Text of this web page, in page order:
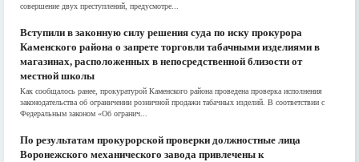
совершение двух преступлений, предусмотре...
Вступили в законную силу решения суда по иску прокурора
Каменского района о запрете торговли табачными изделиями в
магазинах, расположенных в непосредственной близости от
местной школы
Как сообщалось ранее, прокуратурой Каменского района проведена проверка исполнения
законодательства об ограничении розничной продажи табачных изделий. В соответствии с
Федеральным законом «Об огранич...
По результатам прокурорской проверки должностные лица
Воронежского механического завода привлечены к